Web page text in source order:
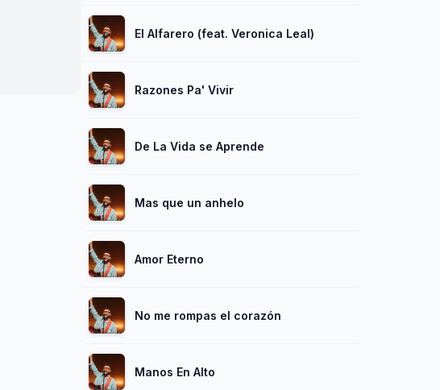
El Alfarero (feat. Veronica Leal)
Razones Pa' Vivir
De La Vida se Aprende
Mas que un anhelo
Amor Eterno
No me rompas el corazón
Manos En Alto